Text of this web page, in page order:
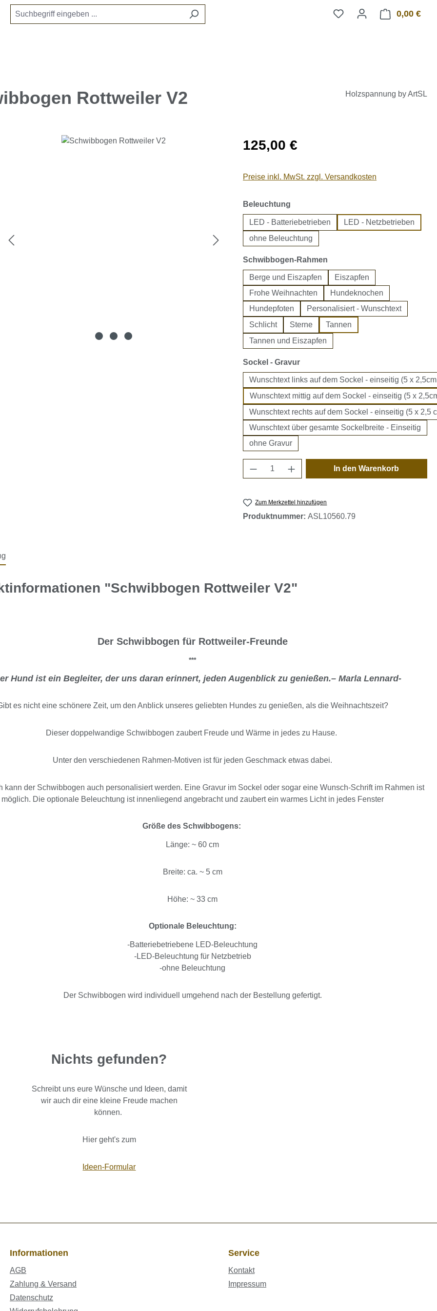
0,00 €
Rottweiler V2 Holzspannung by ArtSL
überspringen Regulärer Preis:
125,00 €
Preise inkl. MwSt. zzgl. Versandkosten
Beleuchtung
LED - Batteriebetrieben
LED - Netzbetrieben
ohne Beleuchtung
Schwibbogen-Rahmen
Berge und Eiszapfen
Eiszapfen
Frohe Weihnachten
Hundeknochen
Hundepfoten
Personalisiert - Wunschtext
Schlicht
Sterne
Tannen
Tannen und Eiszapfen
Sockel - Gravurauswählen
Wunschtext links auf dem Sockel - einseitig (5 x
Wunschtext mittig auf dem Sockel - einseitig (5 x
Wunschtext rechts auf dem Sockel - einseitig (5 x 2,5
Wunschtext über gesamte Sockelbreite - Einseitig
ohne Gravur
Produkt Anzahl: Gib den
In den Warenkorb
Zum Merkzettel hinzufügen
Produktnummer:ASL10560.79
"Schwibbogen Rottweiler V2"
Der Schwibbogen für Rottweiler-Freunde
***
Hund ist ein Begleiter, der uns daran erinnert, jeden Augenblick zu genießen.– Marla Lennard-
es nicht eine schönere Zeit, um den Anblick unseres geliebten Hundes zu genießen, als die Weihnachtszeit?
Dieser doppelwandige Schwibbogen zaubert Freude und Wärme in jedes zu Hause.
Unter den verschiedenen Rahmen-Motiven ist für jeden Geschmack etwas dabei.
kann der Schwibbogen auch personalisiert werden. Eine Gravur im Sockel oder sogar eine Wunsch-Schrift im Rahmen ist
möglich. Die optionale Beleuchtung ist innenliegend angebracht und zaubert ein warmes Licht in jedes Fenster
Größe des Schwibbogens:
Länge: ~ 60 cm
Breite: ca. ~ 5 cm
Höhe: ~ 33 cm
Optionale Beleuchtung:
-Batteriebetriebene LED-Beleuchtung
-LED-Beleuchtung für Netzbetrieb
-ohne Beleuchtung
Der Schwibbogen wird individuell umgehend nach der Bestellung gefertigt.
Nichts gefunden?
Schreibt uns eure Wünsche und Ideen, damit
wir auch dir eine kleine Freude machen
können.
Hier geht's zum
Ideen-Formular
Informationen
AGB
Zahlung & Versand
Datenschutz
Service
Kontakt
Impressum